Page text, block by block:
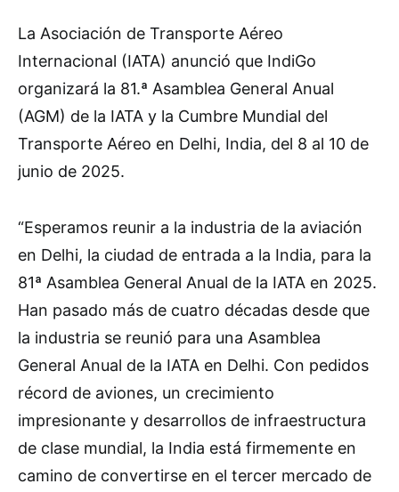
La Asociación de Transporte Aéreo
Internacional (IATA) anunció que IndiGo
organizará la 81.ª Asamblea General Anual
(AGM) de la IATA y la Cumbre Mundial del
Transporte Aéreo en Delhi, India, del 8 al 10 de
junio de 2025.
“Esperamos reunir a la industria de la aviación
en Delhi, la ciudad de entrada a la India, para la
81ª Asamblea General Anual de la IATA en 2025.
Han pasado más de cuatro décadas desde que
la industria se reunió para una Asamblea
General Anual de la IATA en Delhi. Con pedidos
récord de aviones, un crecimiento
impresionante y desarrollos de infraestructura
de clase mundial, la India está firmemente en
camino de convertirse en el tercer mercado de